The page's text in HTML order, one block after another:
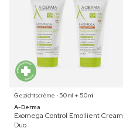
Gezichtscrème ⋅ 50 ml + 50 ml
A-Derma
Exomega Control Emollient Cream
Duo